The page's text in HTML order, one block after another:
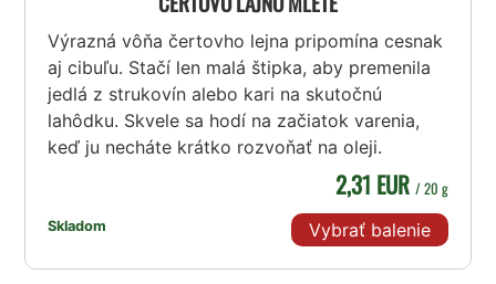
Výrazná vôňa čertovho lejna pripomína cesnak
aj cibuľu. Stačí len malá štipka, aby premenila
jedlá z strukovín alebo kari na skutočnú
lahôdku. Skvele sa hodí na začiatok varenia,
keď ju necháte krátko rozvoňať na oleji.
Skladom
2,31 EUR / 20 g
Vybrať balenie